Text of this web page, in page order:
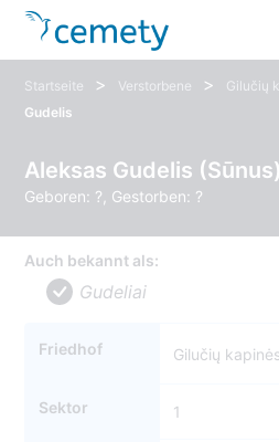
Startseite > Verstorbene > Gilučių
Gudelis
Aleksas Gudelis (Sūnus)
Geboren: ?, Gestorben: ?
Auch bekannt als:
Gudeliai
Friedhof Gilučių
Sektor 1